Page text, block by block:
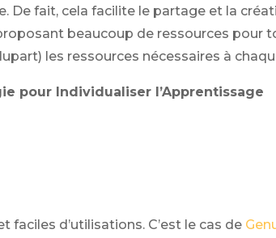
De fait, cela facilite le partage et la
beaucoup de ressources pour
les ressources nécessaires à
pour Individualiser l’Apprentissage
d’utilisations. C’est le cas de